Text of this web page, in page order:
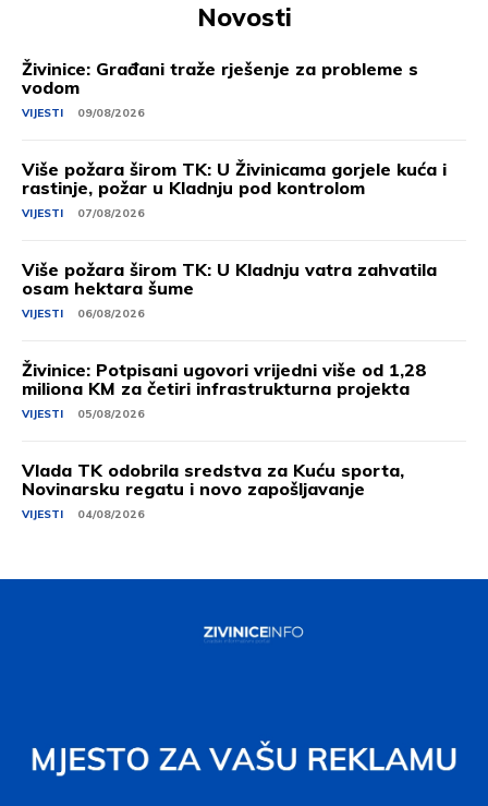
Novosti
Živinice: Građani traže rješenje za probleme s
vodom
VIJESTI 09/08/2026
Više požara širom TK: U Živinicama gorjele kuća i
rastinje, požar u Kladnju pod kontrolom
VIJESTI 07/08/2026
Više požara širom TK: U Kladnju vatra zahvatila
osam hektara šume
VIJESTI 06/08/2026
Živinice: Potpisani ugovori vrijedni više od 1,28
miliona KM za četiri infrastrukturna projekta
VIJESTI 05/08/2026
Vlada TK odobrila sredstva za Kuću sporta,
Novinarsku regatu i novo zapošljavanje
VIJESTI 04/08/2026